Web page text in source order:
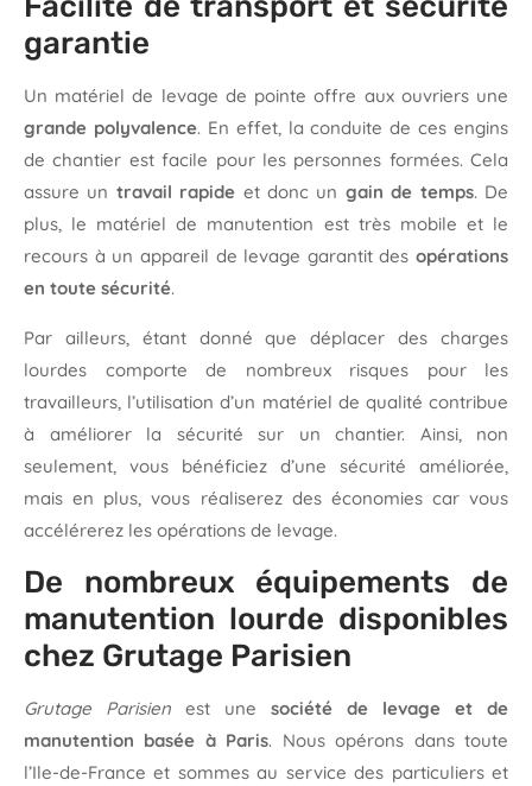
garantie
Un matériel de levage de pointe offre aux ouvriers une
grande polyvalence. En effet, la conduite de ces engins
de chantier est facile pour les personnes formées. Cela
assure un travail rapide et donc un gain de temps. De
plus, le matériel de manutention est très mobile et le
recours à un appareil de levage garantit des opérations
en toute sécurité.
Par ailleurs, étant donné que déplacer des charges
lourdes comporte de nombreux risques pour les
travailleurs, l’utilisation d’un matériel de qualité contribue
à améliorer la sécurité sur un chantier. Ainsi, non
seulement, vous bénéficiez d’une sécurité améliorée,
mais en plus, vous réaliserez des économies car vous
accélérerez les opérations de levage.
De nombreux équipements de
manutention lourde disponibles
chez Grutage Parisien
Grutage Parisien est une société de levage et de
manutention basée à Paris. Nous opérons dans toute
l’Ile-de-France et sommes au service des particuliers et